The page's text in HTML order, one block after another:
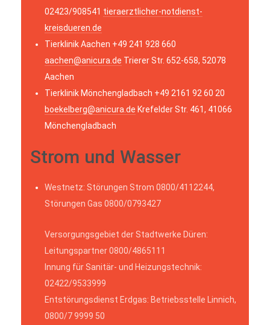
02423/908541 tieraerztlicher-notdienst-
kreisdueren.de
Tierklinik Aachen +49 241 928 660
aachen@anicura.de Trierer Str. 652-658, 52078
Aachen
Tierklinik Mönchengladbach +49 2161 92 60 20
boekelberg@anicura.de Krefelder Str. 461, 41066
Mönchengladbach
Strom und Wasser
Westnetz: Störungen Strom 0800/4112244,
Störungen Gas 0800/0793427
Versorgungsgebiet der Stadtwerke Düren:
Leitungspartner 0800/4865111
Innung für Sanitär- und Heizungstechnik:
02422/9533999
Entstörungsdienst Erdgas: Betriebsstelle Linnich,
0800/7 9999 50